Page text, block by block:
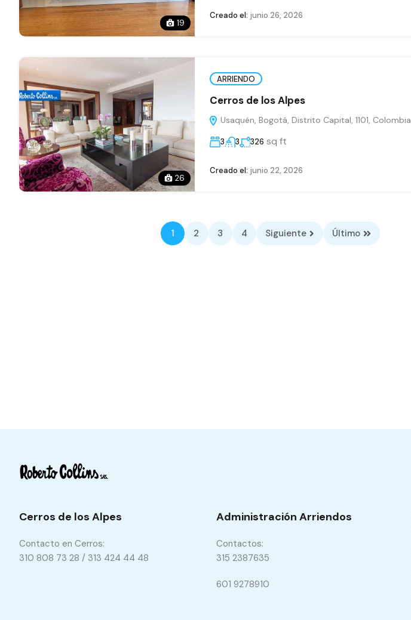
19
Creado el: junio 26, 2026
26
ARRIENDO
Cerros de los Alpes
Usaquén, Bogotá, Distrito Capital, 1101, Colombia
3 3 326 sq ft
Creado el: junio 22, 2026
1 2 3 4 Siguiente Último
Cerros de los Alpes
Contacto en Cerros:
310 808 73 28 / 313 424 44 48
Administración Arriendos
Contactos:
315 2387635
601 9278910